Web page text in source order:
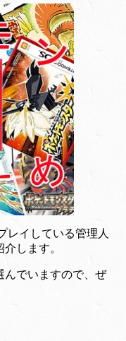
レイしている管理人
します。
んでいますので、ぜ